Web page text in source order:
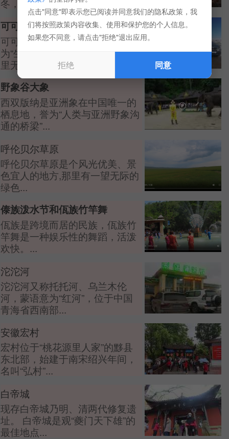
冬，...
可可西里
可可西里被各国学者和专家称
为“生命的禁区”的地方—可可西
里无人区。...
野象谷大象
西双版纳是亚洲象在中国唯一的
栖息地，誉为“人类与亚洲野象沟
通的桥梁”...
呼伦贝尔草原
呼伦贝尔草原是个风光优美、景
色宜人的地方,那里有一望无际的
绿色...
傣族泼水节和佤族竹竿舞
佤族是跨境而居的民族，佤族竹
竿舞是一种娱乐性的舞蹈，活泼
欢快。...
沱沱河
沱沱河又称托托河、乌兰木伦
河，蒙语意为“红河”，位于中国
青海省西南部...
安徽宏村
宏村位于“桃花源里人家”的黟县
东北部，始建于南宋绍兴年间，
名叫“弘村”...
白帝城
现存白帝城乃明、清两代修复遗
址。 白帝城是观“夔门天下雄”的
最佳地点...
点击"同意"即表示您已阅读并同意我们的隐私政策，我
们将按照政策内容收集、使用和保护您的个人信息。
如果您不同意，请点击"拒绝"退出应用。
拒绝 同意